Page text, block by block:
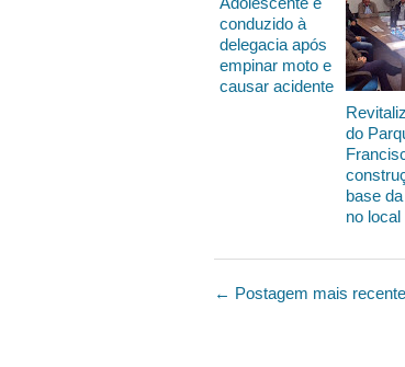
conduzido à
delegacia após
empinar moto e
causar acidente
do
base
no local
← Postagem mais recente